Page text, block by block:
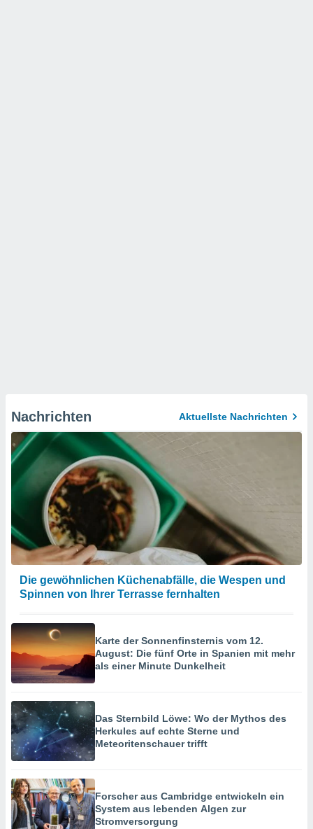
Nachrichten Aktuellste Nachrichten
Die gewöhnlichen Küchenabfälle, die Wespen und
Spinnen von Ihrer Terrasse fernhalten
Karte der Sonnenfinsternis vom 12.
August: Die fünf Orte in Spanien mit mehr
als einer Minute Dunkelheit
Das Sternbild Löwe: Wo der Mythos des
Herkules auf echte Sterne und
Meteoritenschauer trifft
Forscher aus Cambridge entwickeln ein
System aus lebenden Algen zur
Stromversorgung